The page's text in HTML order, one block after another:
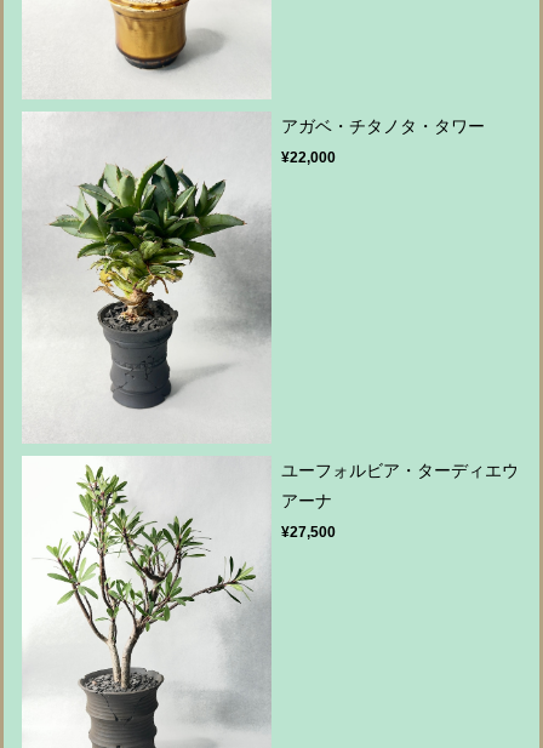
アガベ・チタノタ・タワー
¥22,000
ユーフォルビア・ターディエウ
アーナ
¥27,500